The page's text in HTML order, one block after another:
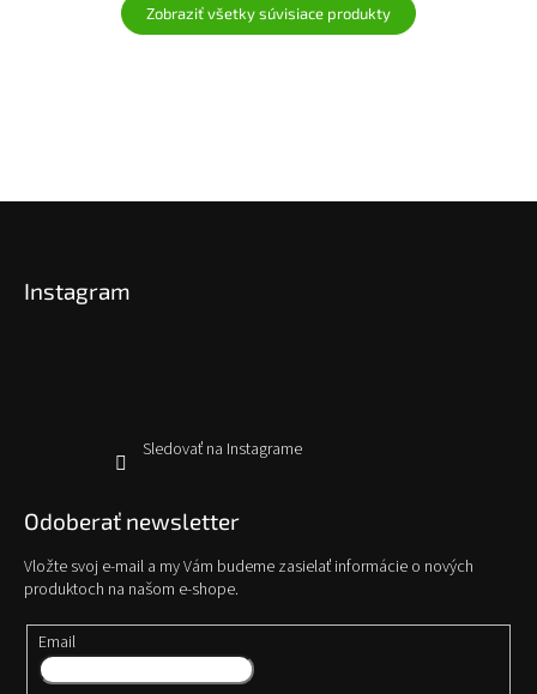
Zobraziť všetky súvisiace produkty
Instagram
Sledovať na Instagrame
Odoberať newsletter
Vložte svoj e-mail a my Vám budeme zasielať informácie o nových
produktoch na našom e-shope.
Email